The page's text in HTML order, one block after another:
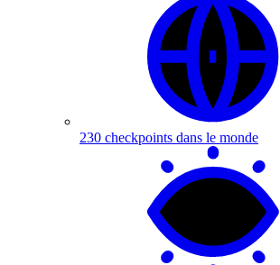
230 checkpoints dans le monde